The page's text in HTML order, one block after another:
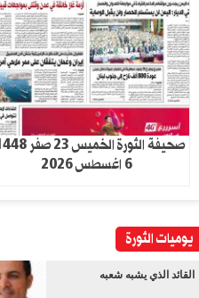
6 اغسطس 2026
يوميات الثورة
القائد الذي يشبه شعبه